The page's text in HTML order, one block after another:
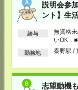
説明会参
ント】生
給与
無資格
いOK ■
以上
勤務地 秦野駅 /
志望動機
MAIL：
担当：採用担当者
受付可能日時：9:30-
高崎支社
埼玉県さいたま市大宮
支社内）
MAIL：
担当：採用担当者
受付可能日時：9:30-